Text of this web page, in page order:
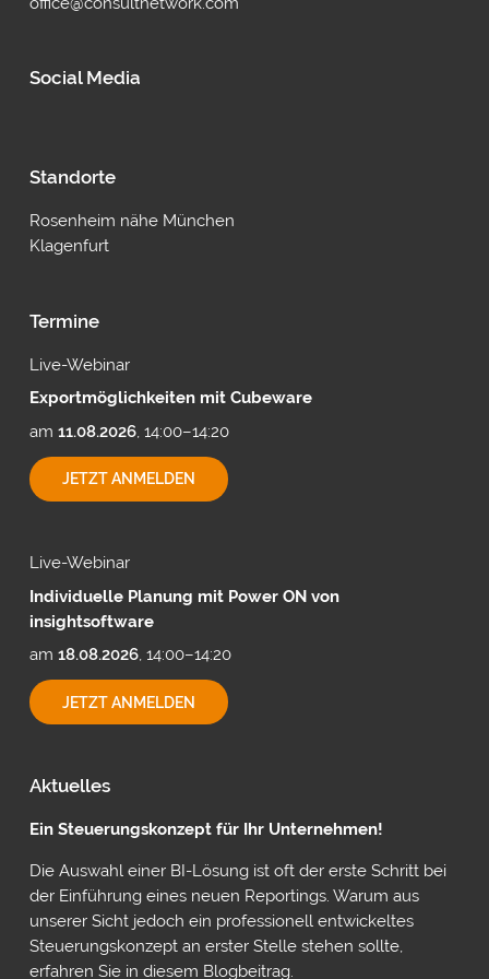
Social Media
Standorte
Rosenheim nähe München
Klagenfurt
Termine
Live-Webinar
Exportmöglichkeiten mit Cubeware
am 11.08.2026, 14:00–14:20
JETZT ANMELDENEXPORTMÖGLICHKEITEN
MIT
Live-Webinar
Individuelle Planung mit Power ON von
insightsoftware
am 18.08.2026, 14:00–14:20
JETZT ANMELDENINDIVIDUELLE
PLANUNG
Aktuelles
Ein Steuerungskonzept für Ihr Unternehmen!
Die Auswahl einer BI-Lösung ist oft der erste Schritt bei
der Einführung eines neuen Reportings. Warum aus
unserer Sicht jedoch ein professionell entwickeltes
Steuerungskonzept an erster Stelle stehen sollte,
erfahren Sie in diesem Blogbeitrag.